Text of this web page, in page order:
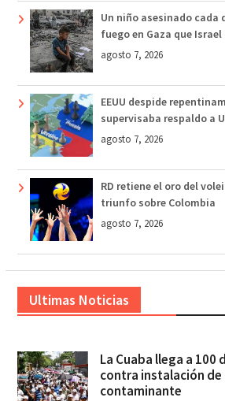
Un niño asesinado cada
fuego en Gaza que
agosto 7, 2026
EEUU despide
supervisaba respaldo a
agosto 7, 2026
RD retiene el oro del
triunfo sobre Colombia
agosto 7, 2026
Ultimas Noticias
La Cuaba llega a
contra instalación de
contaminante